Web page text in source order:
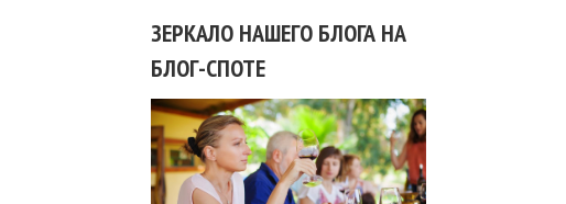
ЗЕРКАЛО НАШЕГО БЛОГА НА
БЛОГ-СПОТЕ